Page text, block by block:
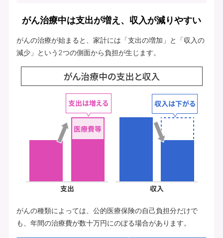
がん治療中は支出が増え、収入が減りやすい
がんの治療が始まると、家計には「支出の増加」と「収入の
減少」という2つの側面から負担が生じます。
がんの種類によっては、公的医療保険の自己負担分だけで
も、年間の治療費が数十万円にのぼる場合があります。